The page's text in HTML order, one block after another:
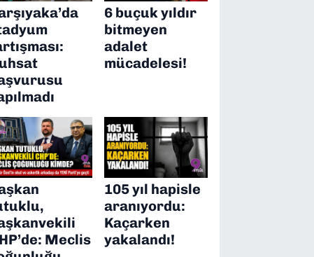
6 buçuk yıldır
bitmeyen
adalet
mücadelesi!
Meclis
105 yıl hapisle
aranıyordu:
Kaçarken
yakalandı!